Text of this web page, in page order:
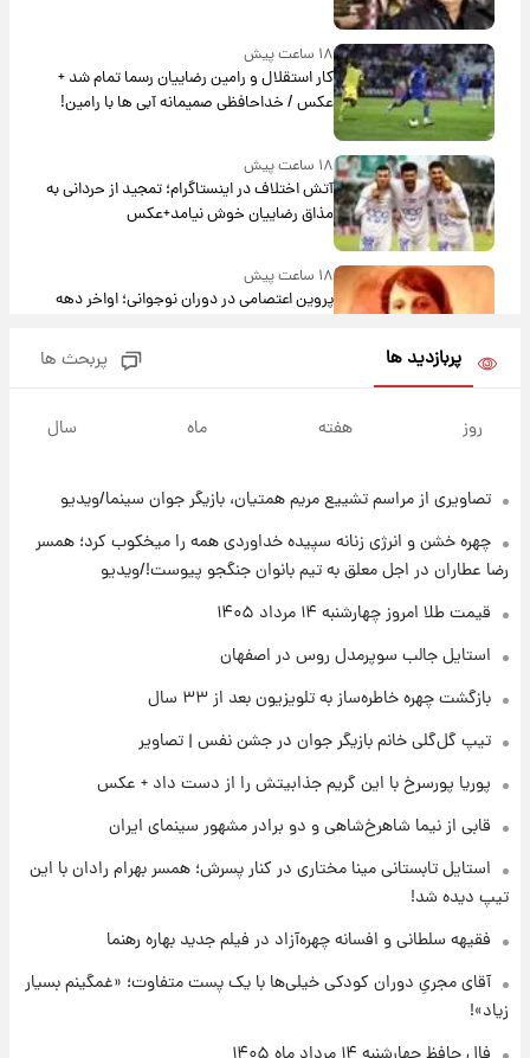
۱۸ ساعت پیش
کار استقلال و رامین رضاییان رسما تمام شد +
عکس / خداحافظی صمیمانه آبی ها با رامین!
۱۸ ساعت پیش
آتش اختلاف در اینستاگرام؛ تمجید از حردانی به
مذاق رضاییان خوش نیامد+عکس
۱۸ ساعت پیش
پروین اعتصامی در دوران نوجوانی؛ اواخر دهه
هسته‌ای در آسمان ظاهر شد
۱۹ ساعت پیش
کرد
۲۱ ساعت پیش
۱۴۰۵/ نرخ‌ها ثابت ماند؟ +جدول
علی مطهری: اجرای کامل تفاهم‌نامه اسلام‌آباد،
۲۱ ساعت پیش
مدرسه میناب؛ «باید سیلی محکمی به صورت
۲۲ ساعت پیش
۱۴۰۵/کاهش قیمت طلا و سکه
پربازدید ها پربحث ها
روز هفته ماه سال
تصاویری از مراسم تشییع مریم همتیان، بازیگر جوان سینما/ویدیو
چهره خشن و انرژی زنانه سپیده خداوردی همه را میخکوب کرد؛ همسر
رضا عطاران در اجل معلق به تیم بانوان جنگجو پیوست!/ویدیو
قیمت طلا امروز چهارشنبه ۱۴ مرداد ۱۴۰۵
استایل جالب سوپرمدل روس در اصفهان
بازگشت چهره خاطره‌ساز به تلویزیون بعد از ۳۳ سال
تیپ گل‌گلی خانم بازیگر جوان در جشن نفس | تصاویر
پوریا پورسرخ با این گریم جذابیتش را از دست داد + عکس
قابی از نیما شاهرخ‌شاهی و دو برادر مشهور سینمای ایران
استایل تابستانی مینا مختاری در کنار پسرش؛ همسر بهرام رادان با این
تیپ دیده شد!
فقیهه سلطانی و افسانه چهره‌آزاد در فیلم جدید بهاره رهنما
آقای مجریِ دوران کودکی خیلی‌ها با یک پست متفاوت؛ «غمگینم بسیار
زیاد»!